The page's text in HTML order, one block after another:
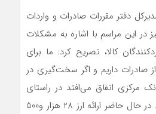
دفتر مقررات صادرات و واردات
در این مراسم با اشاره به مشکلات
کالا، تصریح کرد: ما برای
از صادرات داریم و اگر سخت‌گیری در
اتفاق می‌افتد در راستای
تامین به موقع ارز است. در حال حاضر ارائه ارز 28 هزار و500